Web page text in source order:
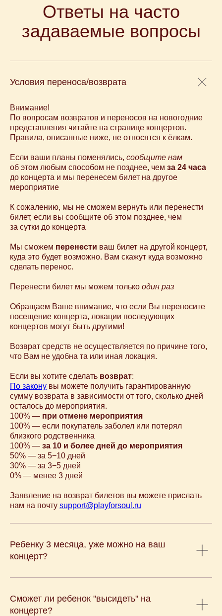
Ответы на часто
задаваемые вопросы
Условия переноса/возврата
Внимание!
По вопросам возвратов и переносов на новогодние
представления читайте на странице концертов.
Правила, описанные ниже, не относятся к ёлкам.
Если ваши планы поменялись, сообщите нам
об этом любым способом не позднее, чем за 24 часа
до концерта и мы перенесем билет на другое
мероприятие
К сожалению, мы не сможем вернуть или перенести
билет, если вы сообщите об этом позднее, чем
за сутки до концерта
Мы сможем перенести ваш билет на другой концерт,
куда это будет возможно. Вам скажут куда возможно
сделать перенос.
Перенести билет мы можем только один раз
Обращаем Ваше внимание, что если Вы переносите
посещение концерта, локации последующих
концертов могут быть другими!
Возврат средств не осуществляется по причине того,
что Вам не удобна та или иная локация.
Если вы хотите сделать возврат:
По закону вы можете получить гарантированную
сумму возврата в зависимости от того, сколько дней
осталось до мероприятия.
100% — при отмене мероприятия
100% — если покупатель заболел или потерял
близкого родственника
100% — за 10 и более дней до мероприятия
50% — за 5−10 дней
30% — за 3−5 дней
0% — менее 3 дней
Заявление на возврат билетов вы можете прислать
нам на почту support@playforsoul.ru
Ребенку 3 месяца, уже можно на ваш
концерт?
Сможет ли ребенок "высидеть" на
концерте?
Камерные концерты классической
музыки для детей 0+ в Москве
Афиша
Концерт на заказ
Музыкальные витаминки
Магазин
Сертификаты
+7 915 148-22-01
support@playforsoul.ru
Правила возврата и переноса билетов
Политика конфиденциальности
Публичная оферта